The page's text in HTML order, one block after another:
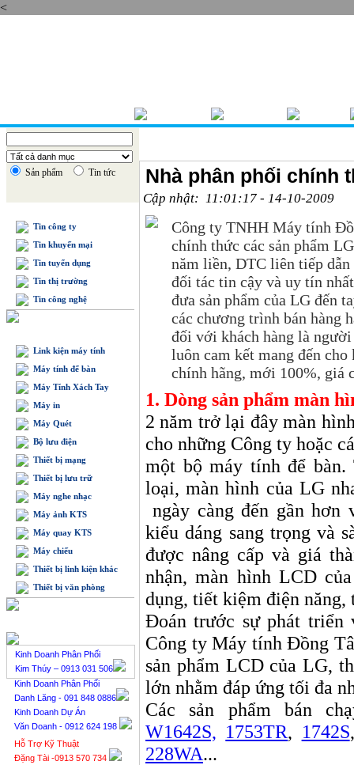
<
Sản phẩm Tin tức
Tin công ty
Tin khuyến mại
Tin tuyển dụng
Tin thị trường
Tin công nghệ
Link kiện máy tính
Máy tính để bàn
Máy Tính Xách Tay
Máy in
Máy Quét
Bộ lưu điện
Thiết bị mạng
Thiết bị lưu trữ
Máy nghe nhạc
Máy ảnh KTS
Máy quay KTS
Máy chiếu
Thiết bị linh kiện khác
Thiết bị văn phòng
Kinh Doanh Phân Phối
Kim Thúy – 0913 031 506
Kinh Doanh Phân Phối
Danh Lăng - 091 848 0886
Kinh Doanh Dự Án
Văn Doanh - 0912 624 198
Hỗ Trợ Kỹ Thuật
Đặng Tài -0913 570 734
Nhà phân phối chính
Cập nhật: 11:01:17 - 14-10-2009
Công ty TNHH Máy tính
chính thức các sản phẩm
năm liền, DTC liên tiếp dẫn
đối tác tin cậy và uy tín
đưa sản phẩm của LG đến
các chương trình bán hàng
đối với khách hàng là
luôn cam kết mang đến
chính hãng, mới 100%, giá
1. Dòng sản phẩm màn
2 năm trở lại đây màn
cho những Công ty hoặc
một bộ máy tính để
loại, màn hình của LG
ngày càng đến gần
kiểu dáng sang trọng và
được nâng cấp và giá
nhận, màn hình LCD
dụng, tiết kiệm điện
Đoán trước sự phát triển
Công ty Máy tính Đồng
sản phẩm LCD của LG,
lớn nhằm đáp ứng tối đa
Các sản phẩm bán
W1642S, 1753TR, 1742S
228WA...